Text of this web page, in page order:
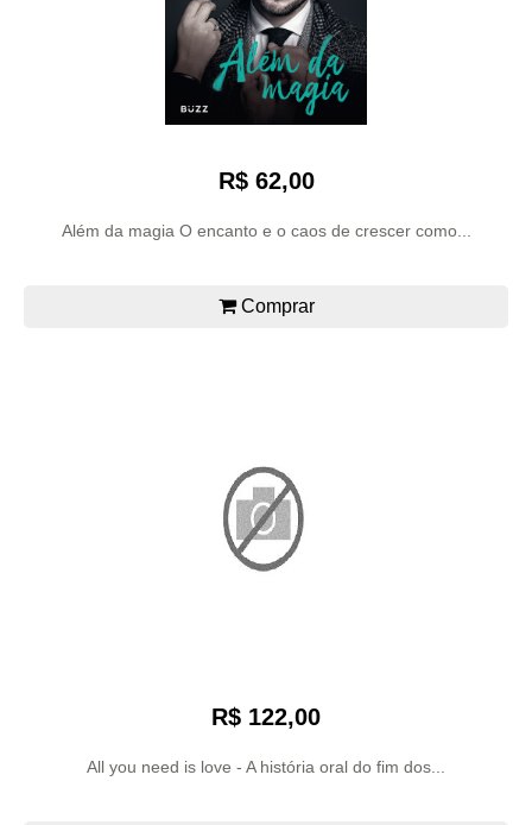
R$ 62,00
Além da magia O encanto e o caos de crescer como...
Comprar
R$ 122,00
All you need is love - A história oral do fim dos...